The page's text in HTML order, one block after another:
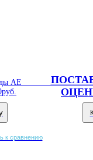
AEL YLRT 2-5K White
руб.
к сравнению